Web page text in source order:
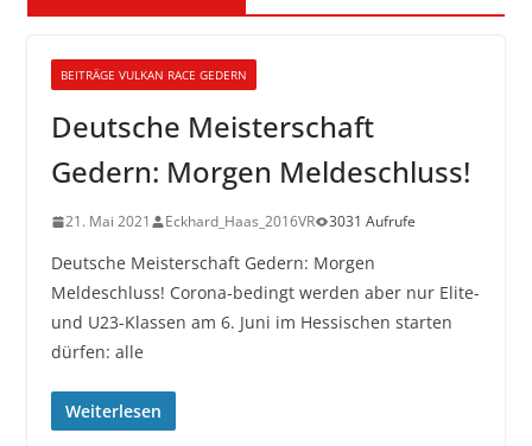
BEITRÄGE VULKAN RACE GEDERN
Deutsche Meisterschaft
Gedern: Morgen Meldeschluss!
21. Mai 2021 Eckhard_Haas_2016VR 3031 Aufrufe
Deutsche Meisterschaft Gedern: Morgen
Meldeschluss! Corona-bedingt werden aber nur Elite-
und U23-Klassen am 6. Juni im Hessischen starten
dürfen: alle
Weiterlesen